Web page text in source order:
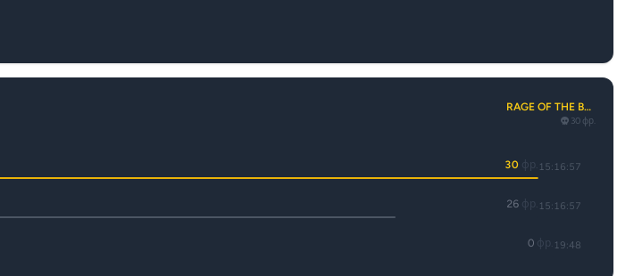
RAGE OF THE BOY
30 фр.
30 фр. 15:16:57
26 фр. 15:16:57
0 фр. 19:48